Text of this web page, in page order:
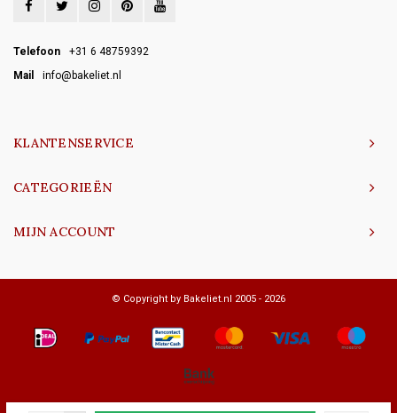
Telefoon
+31 6 48759392
Mail
info@bakeliet.nl
KLANTENSERVICE
CATEGORIEËN
MIJN ACCOUNT
© Copyright by Bakeliet.nl 2005 - 2026